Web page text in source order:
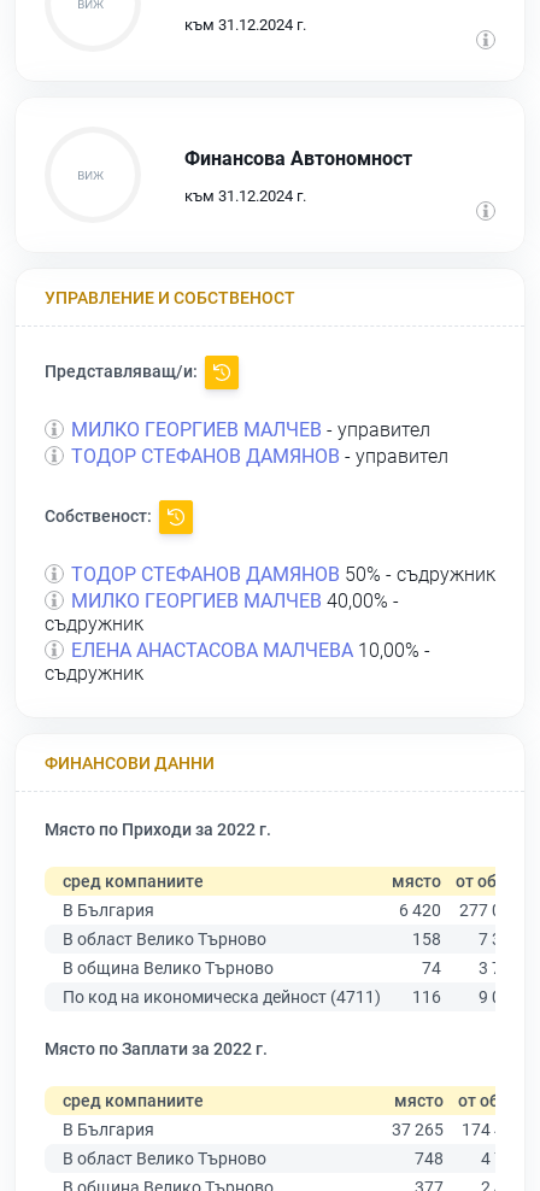
към 31.12.2024 г.
Финансова Автономност
към 31.12.2024 г.
УПРАВЛЕНИЕ И СОБСТВЕНОСТ
Представляващ/и:
МИЛКО ГЕОРГИЕВ МАЛЧЕВ - управител
ТОДОР СТЕФАНОВ ДАМЯНОВ - управител
Собственост:
ТОДОР СТЕФАНОВ ДАМЯНОВ 50% - съдружник
МИЛКО ГЕОРГИЕВ МАЛЧЕВ 40,00% -
съдружник
ЕЛЕНА АНАСТАСОВА МАЛЧЕВА 10,00% -
съдружник
ФИНАНСОВИ ДАННИ
Място по Приходи за 2022 г.
сред компаниите място от общо
В България
6 420
277 019
В област Велико Търново
158
7 358
В община Велико Търново
74
3 762
По код на икономическа дейност (4711)
116 9 025
Място по Заплати за 2022 г.
сред компаниите място от общо
В България
37 265
174 403
В област Велико Търново
748
4 787